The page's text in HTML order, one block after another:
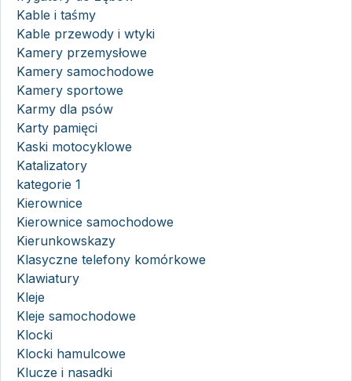
Kable i taśmy
Kable przewody i wtyki
Kamery przemysłowe
Kamery samochodowe
Kamery sportowe
Karmy dla psów
Karty pamięci
Kaski motocyklowe
Katalizatory
kategorie 1
Kierownice
Kierownice samochodowe
Kierunkowskazy
Klasyczne telefony komórkowe
Klawiatury
Kleje
Kleje samochodowe
Klocki
Klocki hamulcowe
Klucze i nasadki